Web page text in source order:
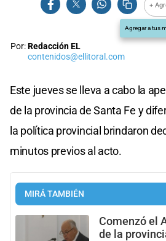
+
Agregar a tus
Por:Redacción EL
contenidos@ellitoral.com
Este jueves se lleva a cabo la
de la provincia de Santa Fe y
la política provincial brindaron
minutos previos al acto.
MIRÁ TAMBIÉN
Comenzó el
de la